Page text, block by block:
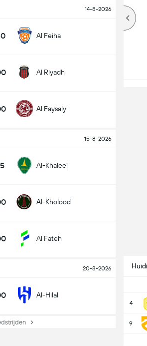
14-8-2026
Al Feiha
Al Riyadh
Al Faysaly
15-8-2026
Al-Khaleej
Al-Kholood
Al Fateh
20-8-2026
Al-Hilal
4
9